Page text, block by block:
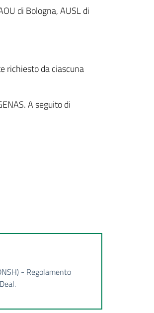
di Bologna, AUSL di
richiesto da ciascuna
A seguito di
- Regolamento